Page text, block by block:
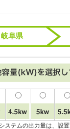
岐阜県
ステムの出力量は、設